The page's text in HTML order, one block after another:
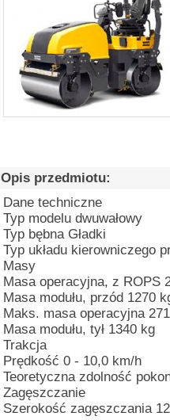
Opis przedmiotu:
Dane techniczne
Typ modelu dwuwałowy
Typ bębna Gładki
Typ układu kierowniczego
Masy
Masa operacyjna, z ROPS
Masa modułu, przód 1270
Maks. masa operacyjna
Masa modułu, tył 1340 kg
Trakcja
Prędkość 0 - 10,0 km/h
Teoretyczna zdolność
Zagęszczanie
Szerokość zagęszczania